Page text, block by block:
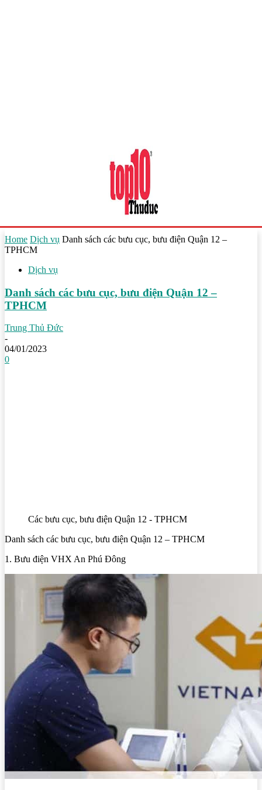
Home Dịch vụ Danh sách các bưu cục, bưu điện Quận 12 –
TPHCM
Dịch vụ
Danh sách các bưu cục, bưu điện Quận 12 –
TPHCM
Trung Thủ Đức
-
04/01/2023
0
Các bưu cục, bưu điện Quận 12 - TPHCM
Danh sách các bưu cục, bưu điện Quận 12 – TPHCM
1. Bưu điện VHX An Phú Đông